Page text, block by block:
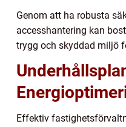
Genom att ha robusta
accesshantering kan
trygg och skyddad miljö
Effektiv